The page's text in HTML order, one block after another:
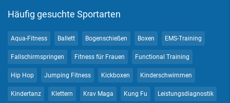
Häufig gesuchte Sportarten
Aqua-Fitness Ballett Bogenschießen Boxen EMS-Training
Fallschirmspringen Fitness für Frauen Functional Training
Hip Hop Jumping Fitness Kickboxen Kinderschwimmen
Kindertanz Klettern Krav Maga Kung Fu Leistungsdiagnostik